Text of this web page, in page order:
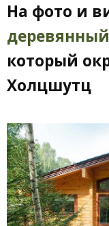
На фото и
который
Холцшутц